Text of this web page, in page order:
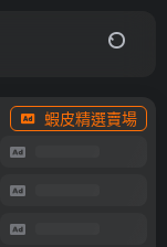
蝦皮精選賣場